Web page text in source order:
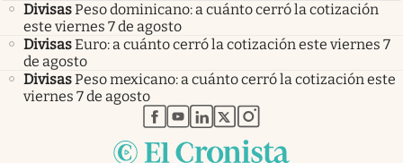
DivisasPeso dominicano: a cuánto cerró la cotización
este viernes 7 de agosto
DivisasEuro: a cuánto cerró la cotización este viernes 7
de agosto
DivisasPeso mexicano: a cuánto cerró la cotización este
viernes 7 de agosto
abre en nueva pestaña
abre en nueva pestaña
abre en nueva pestaña
abre en nueva pestaña
abre en nueva pestaña